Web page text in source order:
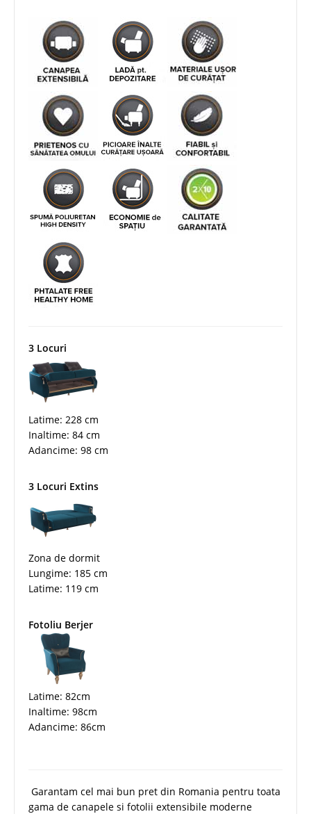
3 Locuri
Latime: 228 cm
Inaltime: 84 cm
Adancime: 98 cm
3 Locuri Extins
Zona de dormit
Lungime: 185 cm
Latime: 119 cm
Fotoliu Berjer
Latime: 82cm
Inaltime: 98cm
Adancime: 86cm
Garantam cel mai bun pret din Romania pentru toata
gama de canapele si fotolii extensibile moderne